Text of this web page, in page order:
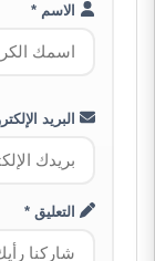
الاسم *
البريد
التعليق *